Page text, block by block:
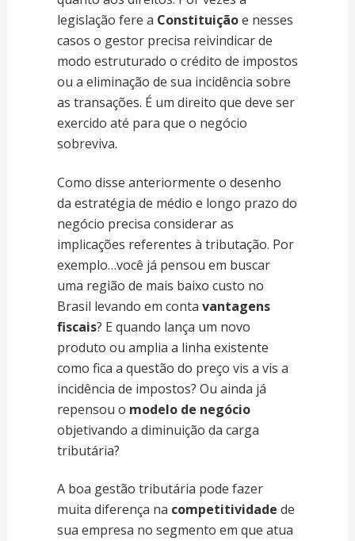
legislação fere a Constituiçãoe nesses
casos o gestor precisa reivindicar de
modo estruturado o crédito de impostos
ou a eliminação de sua incidência sobre
as transações. É um direito que deve ser
exercido até para que o negócio
sobreviva.
Como disse anteriormente o desenho
da estratégia de médio e longo prazo do
negócio precisa considerar as
implicações referentes à tributação. Por
exemplo…você já pensou em buscar
uma região de mais baixo custo no
Brasil levando em conta vantagens
fiscais? E quando lança um novo
produto ou amplia a linha existente
como fica a questão do preço vis a vis a
incidência de impostos? Ou ainda já
repensou o modelo de negócio
objetivando a diminuição da carga
tributária?
A boa gestão tributária pode fazer
muita diferença na competitividade de
sua empresa no segmento em que atua